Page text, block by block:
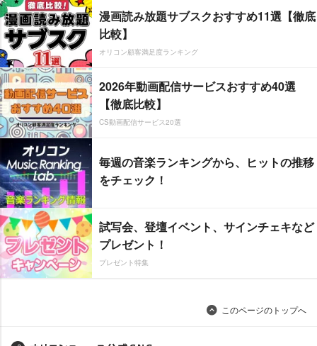
漫画読み放題サブスクおすすめ11選【徹底
比較】
オリコン顧客満足度ランキング
2026年動画配信サービスおすすめ40選
【徹底比較】
CS動画配信サービス20選
毎週の音楽ランキングから、ヒットの推移
をチェック！
試写会、登壇イベント、サインチェキなど
プレゼント！
プレゼント特集
このページのトップへ